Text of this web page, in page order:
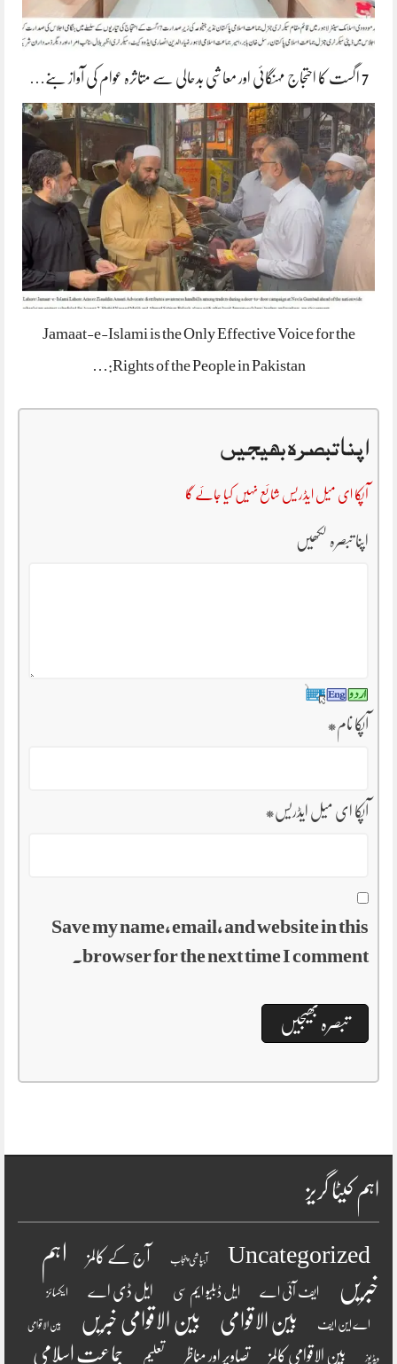
7 اگست کا احتجاج مہنگائی اور معاشی بدحالی سے متاثرہ عوام کی آواز بنے…
Jamaat-e-Islami is the Only Effective Voice for the
Rights of the People in Pakistan:…
اپنا تبصرہ بھیجیں
آپکا ای میل ایڈریس شائع نہیں کیا جائے گا
اپنا تبصرہ لکھیں
آپکا نام*
آپکا ای میل ایڈریس*
Save my name, email, and website in this
browser for the next time I comment.
اہم کیٹا گریز
Uncategorized آبپاشی پنجاب آج کے کالمز
اہم
خبریں
ایف آئی اے ایل ڈبلیو ایم سی ایل ڈی اے ایکسائز
اے این ایف بین الاقوامی بین الاقوامی خبریں بین الاقوامی
ویڈیوز بین الاقوامی کالمز تصاویر اور مناظر تعلیم جماعت اسلامی